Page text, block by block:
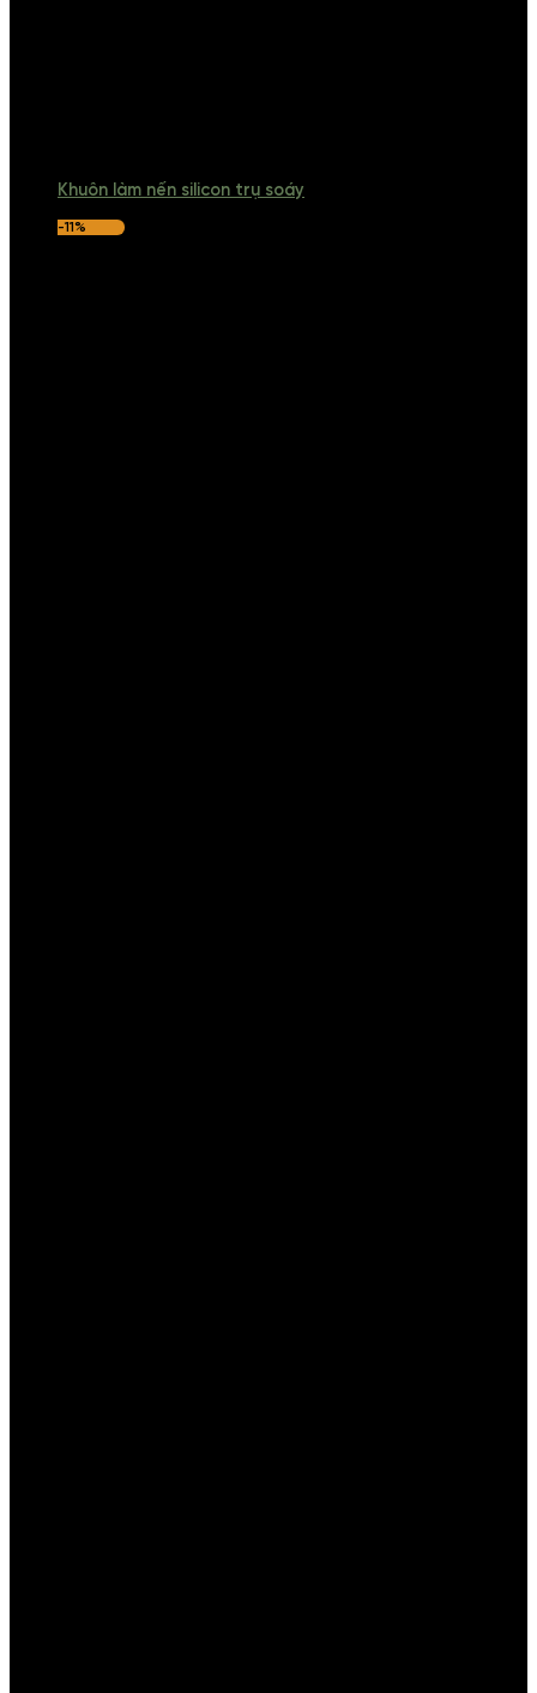
Khuôn làm nến silicon trụ soáy
-11%